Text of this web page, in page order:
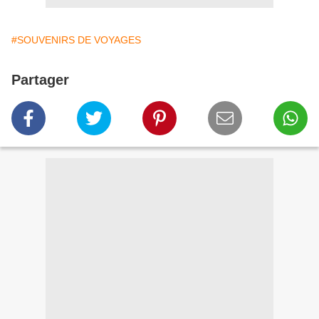
#SOUVENIRS DE VOYAGES
Partager